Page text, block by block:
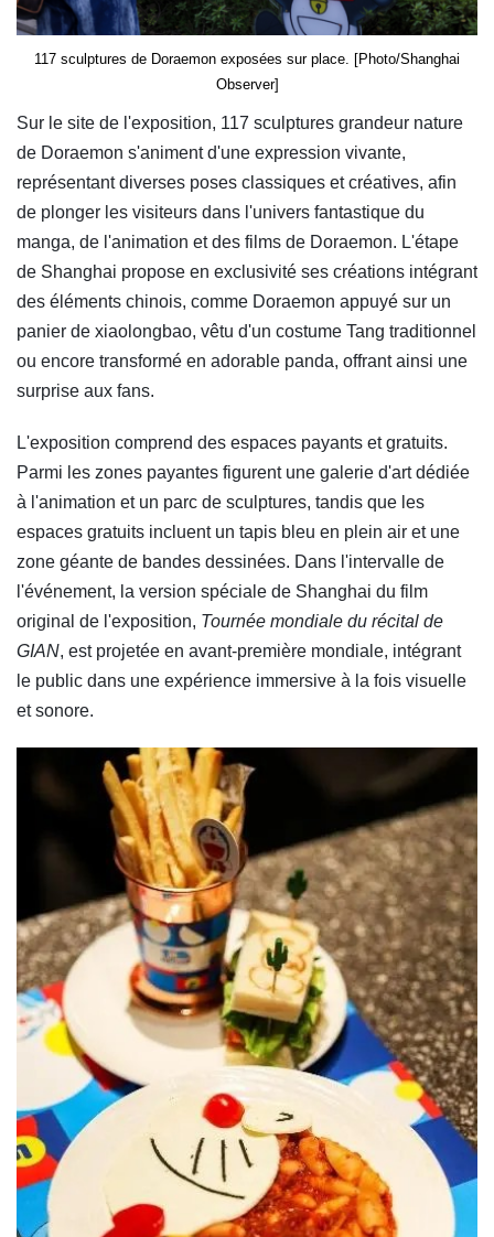
117 sculptures de Doraemon exposées sur place. [Photo/Shanghai
Observer]
Sur le site de l'exposition, 117 sculptures grandeur nature
de Doraemon s'animent d'une expression vivante,
représentant diverses poses classiques et créatives, afin
de plonger les visiteurs dans l'univers fantastique du
manga, de l'animation et des films de Doraemon. L'étape
de Shanghai propose en exclusivité ses créations intégrant
des éléments chinois, comme Doraemon appuyé sur un
panier de xiaolongbao, vêtu d'un costume Tang traditionnel
ou encore transformé en adorable panda, offrant ainsi une
surprise aux fans.
L'exposition comprend des espaces payants et gratuits.
Parmi les zones payantes figurent une galerie d'art dédiée
à l'animation et un parc de sculptures, tandis que les
espaces gratuits incluent un tapis bleu en plein air et une
zone géante de bandes dessinées. Dans l'intervalle de
l'événement, la version spéciale de Shanghai du film
original de l'exposition, Tournée mondiale du récital de
GIAN, est projetée en avant-première mondiale, intégrant
le public dans une expérience immersive à la fois visuelle
et sonore.